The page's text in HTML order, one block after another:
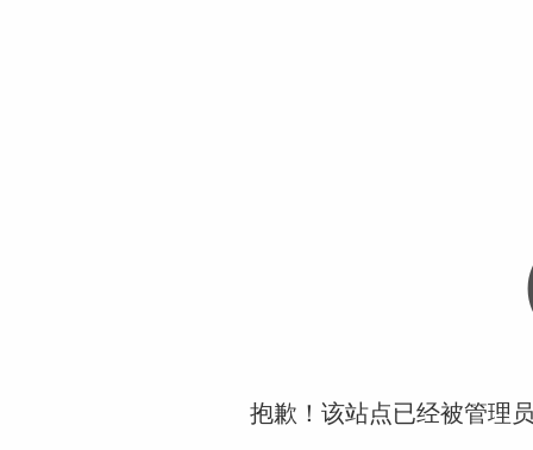
抱歉！该站点已经被管理